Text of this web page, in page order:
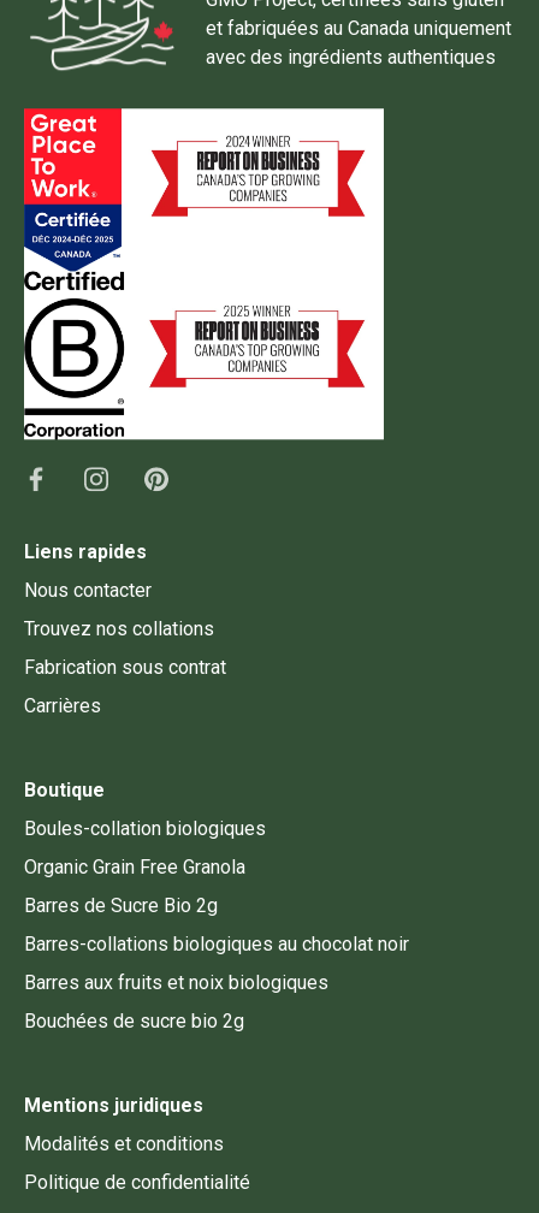
et fabriquées au Canada uniquement
avec des ingrédients authentiques
Liens rapides
Nous contacter
Trouvez nos collations
Fabrication sous contrat
Carrières
Boutique
Boules-collation biologiques
Organic Grain Free Granola
Barres de Sucre Bio 2g
Barres-collations biologiques au chocolat noir
Barres aux fruits et noix biologiques
Bouchées de sucre bio 2g
Mentions juridiques
Modalités et conditions
Politique de confidentialité